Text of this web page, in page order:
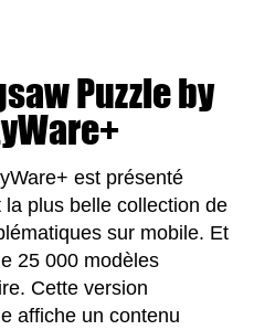
Puzzle by
est présenté
plus belle collection de
sur mobile. Et
25 000 modèles
Cette version
affiche un contenu